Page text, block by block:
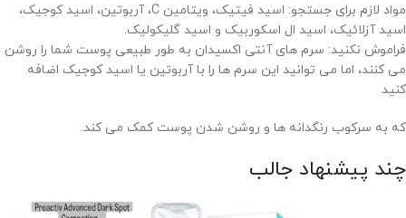
مواد لازم برای جستجو: اسید فیتیک، ویتامین C، آربوتین، اسید کوجیک،
اسید آزلائیک، اسید ال اسکوربیک و اسید گلیکولیک.
فراموش نکنید: سرم های آنتی اکسیدان به طور طبیعی پوست شما را روشن
می کنند، اما می توانید این سرم ها را با آربوتین یا اسید کوجیک اضافه
کنید
که به سرکوب رنگدانه ها و روشن شدن پوست کمک می کند.
چند پیشنهاد جالب